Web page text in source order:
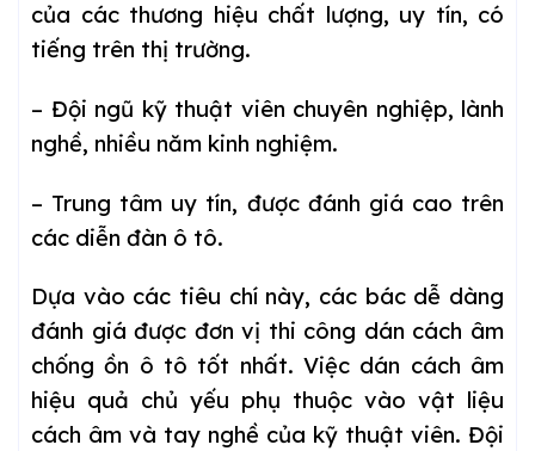
của các thương hiệu chất lượng, uy tín, có
tiếng trên thị trường.
– Đội ngũ kỹ thuật viên chuyên nghiệp, lành
nghề, nhiều năm kinh nghiệm.
– Trung tâm uy tín, được đánh giá cao trên
các diễn đàn ô tô.
Dựa vào các tiêu chí này, các bác dễ dàng
đánh giá được đơn vị thi công dán cách âm
chống ồn ô tô tốt nhất. Việc dán cách âm
hiệu quả chủ yếu phụ thuộc vào vật liệu
cách âm và tay nghề của kỹ thuật viên. Đội